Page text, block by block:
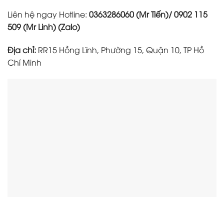
Liên hệ ngay Hotline: 0363286060 (Mr Tiến)/ 0902 115
509 (Mr Linh) (Zalo)
Địa chỉ: RR15 Hồng Lĩnh, Phường 15, Quận 10, TP Hồ
Chí Minh